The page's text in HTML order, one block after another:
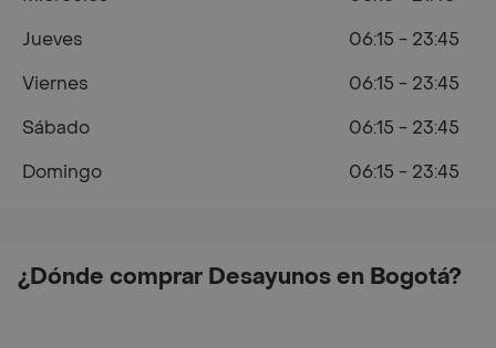
¿Dónde comprar Desayunos en Bogotá?
Jueves
06:15 - 23:45
Viernes
06:15 - 23:45
Sábado
06:15 - 23:45
Domingo
06:15 - 23:45